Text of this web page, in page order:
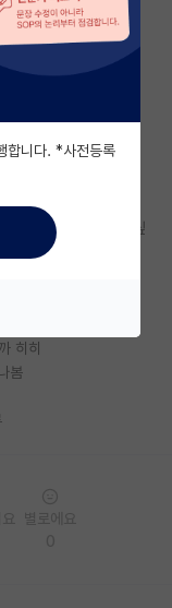
누가 논문 서밋했나 싶
왓네?
미스트리 ㄷㄷ
션으로 리뷰어 이름
히히
봄
합니다. *사전등록